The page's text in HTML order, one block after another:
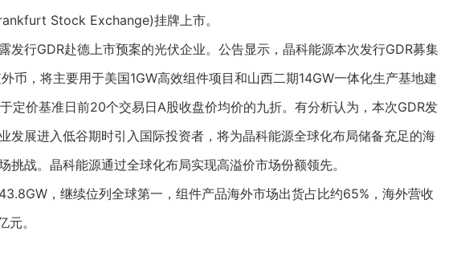
Stock Exchange)挂牌上市。
行GDR赴德上市预案的光伏企业。公告显示，晶科能源本次发行GDR募集
币，将主要用于美国1GW高效组件项目和山西二期14GW一体化生产基地建
定价基准日前20个交易日A股收盘价均价的九折。有分析认为，本次GDR发
发展进入低谷期时引入国际投资者，将为晶科能源全球化布局储备充足的海
挑战。晶科能源通过全球化布局实现高溢价市场份额领先。
，继续位列全球第一，组件产品海外市场出货占比约65%，海外营收
。